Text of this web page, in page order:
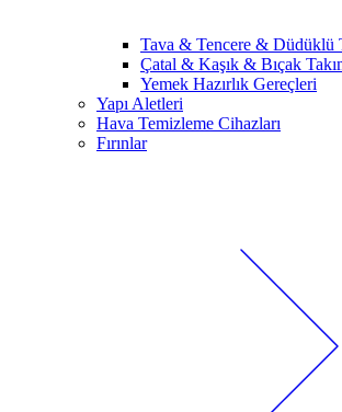
Tava & Tencere & Düdüklü
Çatal & Kaşık & Bıçak
Yemek Hazırlık Gereçleri
Yapı Aletleri
Hava Temizleme Cihazları
Fırınlar